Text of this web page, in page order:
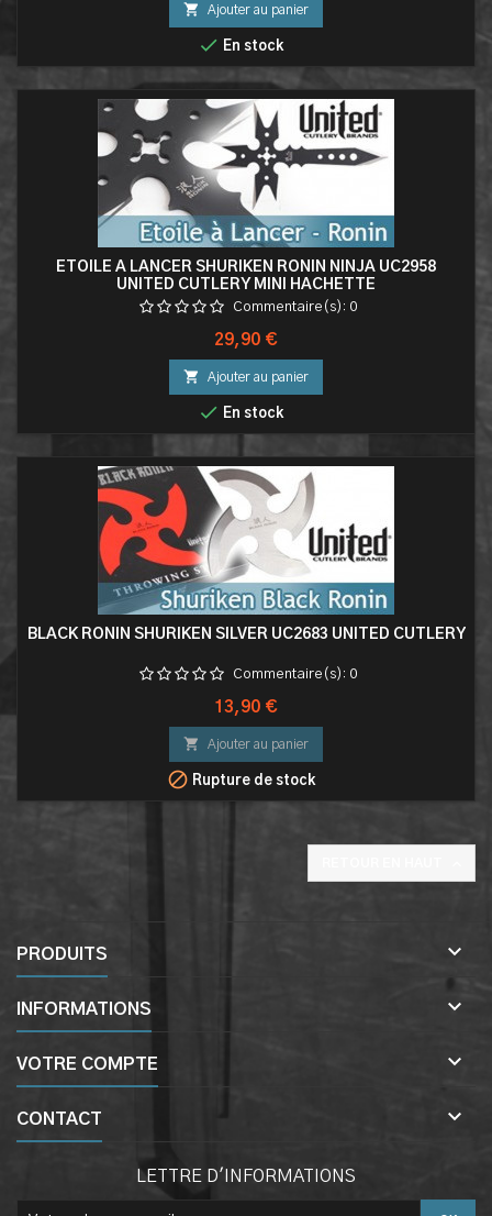
 Ajouter au panier
 En stock
ETOILE A LANCER SHURIKEN RONIN NINJA UC2958
UNITED CUTLERY MINI HACHETTE
Commentaire(s): 0
Prix
29,90 €
 Ajouter au panier
 En stock
BLACK RONIN SHURIKEN SILVER UC2683 UNITED CUTLERY
Commentaire(s): 0
Prix
13,90 €
 Ajouter au panier
 Rupture de stock
PRODUITS 
INFORMATIONS 
VOTRE COMPTE 
CONTACT 
LETTRE D'INFORMATIONS